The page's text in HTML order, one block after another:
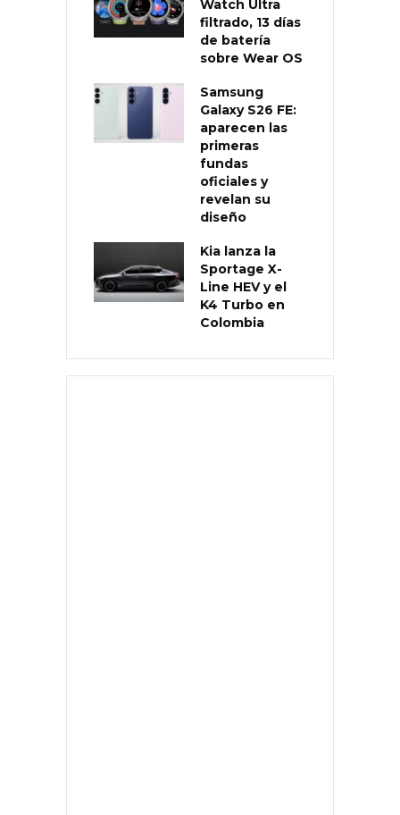
Watch Ultra
filtrado, 13 días
de batería
sobre Wear OS
Samsung
Galaxy S26 FE:
aparecen las
primeras
fundas
oficiales y
revelan su
diseño
Kia lanza la
Sportage X-
Line HEV y el
K4 Turbo en
Colombia